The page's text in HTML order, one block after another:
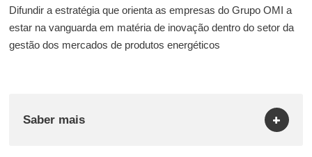
Difundir a estratégia que orienta as empresas do Grupo OMI a
estar na vanguarda em matéria de inovação dentro do setor da
gestão dos mercados de produtos energéticos
Saber mais